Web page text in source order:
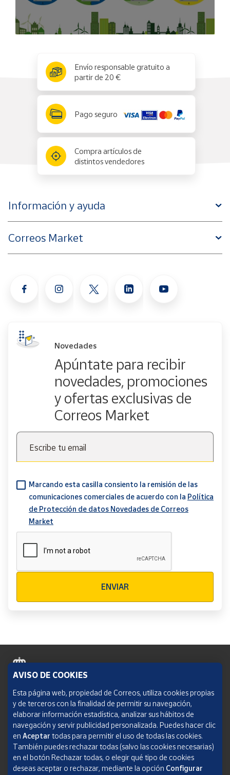
Envío responsable gratuito a
partir de 20 €
Pago seguro
Compra artículos de
distintos vendedores
Información y ayuda
Correos Market
Novedades
Apúntate para recibir
novedades, promociones
y ofertas exclusivas de
Correos Market
Escribe tu email
Marcando esta casilla consiento la remisión de las
comunicaciones comerciales de acuerdo con la Política
de Protección de datos Novedades de Correos
Market
ENVIAR
Política de cookies
Aviso legal
Condiciones del servicio
Política de Privacidad Web
AVISO DE COOKIES
Esta página web, propiedad de Correos, utiliza cookies propias
y de terceros con la finalidad de permitir su navegación,
elaborar información estadística, analizar sus hábitos de
navegación y servir publicidad personalizada. Puedes hacer clic
en Aceptar todas para permitir el uso de todas las cookies.
También puedes rechazar todas (salvo las cookies necesarias)
en el botón Rechazar todas, o elegir qué tipo de cookies
deseas aceptar o rechazar, mediante la opción Configurar